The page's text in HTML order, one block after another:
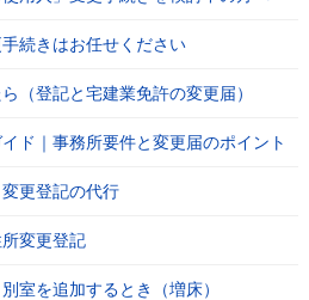
続きはお任せください
（登記と宅建業免許の変更届）
ド｜事務所要件と変更届のポイント
更登記の代行
変更登記
室を追加するとき（増床）